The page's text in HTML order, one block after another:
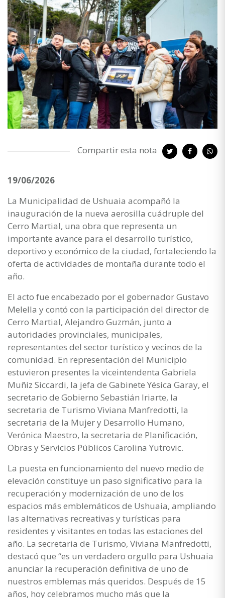
Compartir esta nota
19/06/2026
La Municipalidad de Ushuaia acompañó la
inauguración de la nueva aerosilla cuádruple del
Cerro Martial, una obra que representa un
importante avance para el desarrollo turístico,
deportivo y económico de la ciudad, fortaleciendo la
oferta de actividades de montaña durante todo el
año.
El acto fue encabezado por el gobernador Gustavo
Melella y contó con la participación del director de
Cerro Martial, Alejandro Guzmán, junto a
autoridades provinciales, municipales,
representantes del sector turístico y vecinos de la
comunidad. En representación del Municipio
estuvieron presentes la viceintendenta Gabriela
Muñiz Siccardi, la jefa de Gabinete Yésica Garay, el
secretario de Gobierno Sebastián Iriarte, la
secretaria de Turismo Viviana Manfredotti, la
secretaria de la Mujer y Desarrollo Humano,
Verónica Maestro, la secretaria de Planificación,
Obras y Servicios Públicos Carolina Yutrovic.
La puesta en funcionamiento del nuevo medio de
elevación constituye un paso significativo para la
recuperación y modernización de uno de los
espacios más emblemáticos de Ushuaia, ampliando
las alternativas recreativas y turísticas para
residentes y visitantes en todas las estaciones del
año. La secretaria de Turismo, Viviana Manfredotti,
destacó que “es un verdadero orgullo para Ushuaia
anunciar la recuperación definitiva de uno de
nuestros emblemas más queridos. Después de 15
años, hoy celebramos mucho más que la